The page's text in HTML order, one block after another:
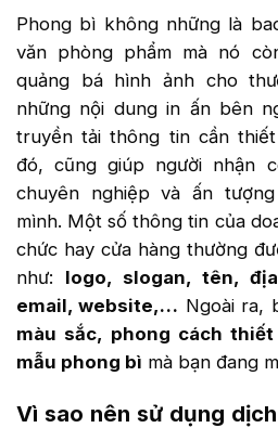
Phong bì không những là
văn phòng phẩm mà nó
quảng bá hình ảnh cho
những nội dung in ấn bên
truyền tải thông tin cần
đó, cũng giúp người nhận
chuyên nghiệp và ấn
mình. Một số thông tin của
chức hay cửa hàng thường
như: logo, slogan, tên,
email, website,… Ngoài ra,
màu sắc, phong cách
mẫu phong bì mà bạn đang
Vì sao nên sử dụng